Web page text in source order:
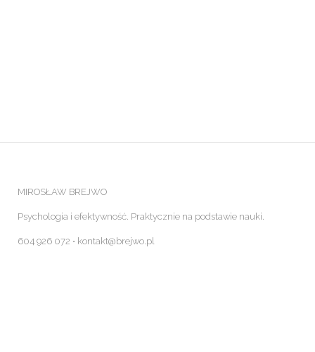
MIROSŁAW BREJWO
Psychologia i efektywność. Praktycznie na podstawie nauki.
604 926 072 ⋅ kontakt@brejwo.pl